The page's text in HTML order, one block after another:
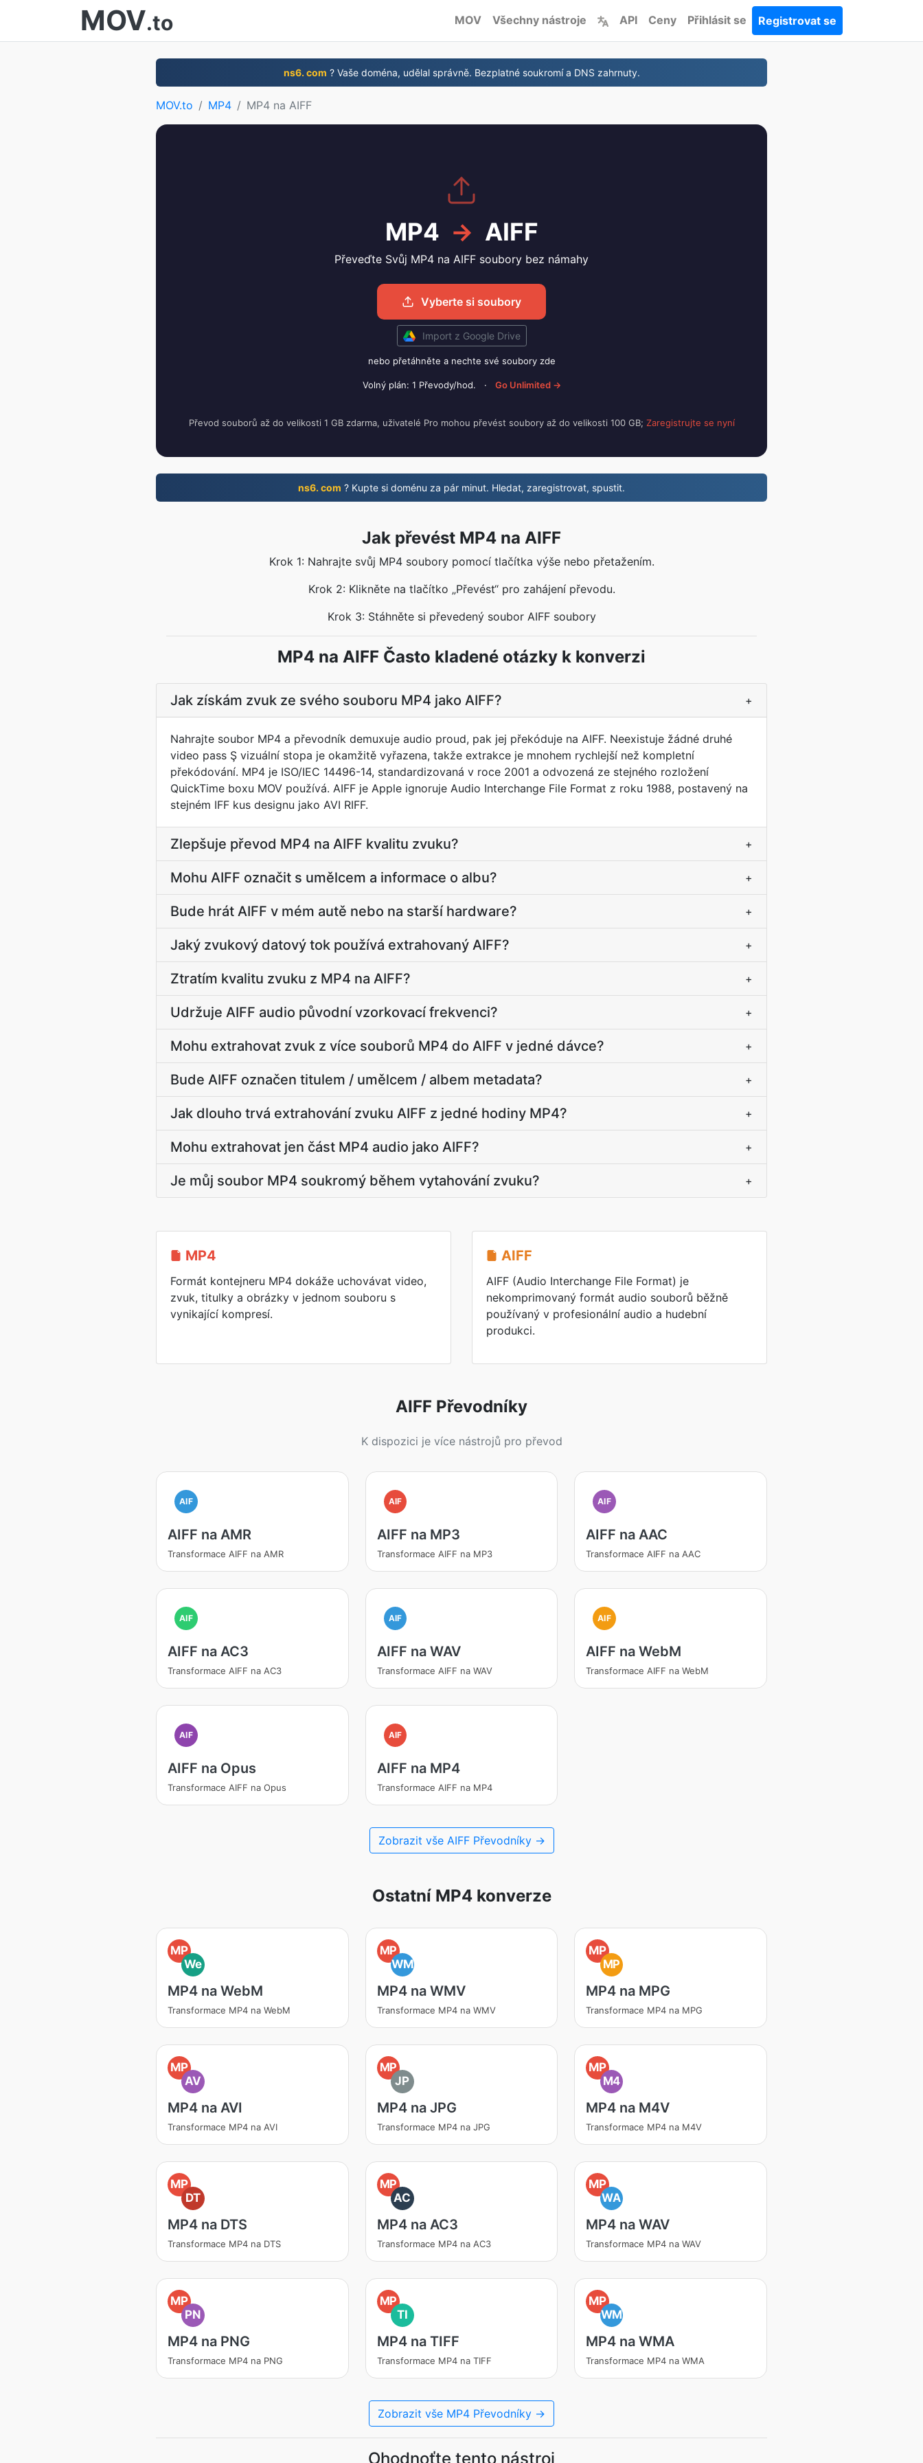
MOV.to MOV Všechny nástroje API Ceny Přihlásit se Registrovat se
ns6. com ? Vaše doména, udělal správně. Bezplatné soukromí a DNS zahrnuty.
MOV.to MP4 MP4 na AIFF
MP4 → AIFF
Převeďte Svůj MP4 na AIFF soubory bez námahy
Vyberte si soubory
Import z Google Drive
nebo přetáhněte a nechte své soubory zde
Volný plán: 1 Převody/hod. · Go Unlimited →
Převod souborů až do velikosti 1 GB zdarma, uživatelé Pro mohou převést soubory až do velikosti 100 GB; Zaregistrujte se nyní
ns6. com ? Kupte si doménu za pár minut. Hledat, zaregistrovat, spustit.
Jak převést MP4 na AIFF
Krok 1: Nahrajte svůj MP4 soubory pomocí tlačítka výše nebo přetažením.
Krok 2: Klikněte na tlačítko „Převést“ pro zahájení převodu.
Krok 3: Stáhněte si převedený soubor AIFF soubory
MP4 na AIFF Často kladené otázky k konverzi
Jak získám zvuk ze svého souboru MP4 jako AIFF? +
Nahrajte soubor MP4 a převodník demuxuje audio proud, pak jej překóduje na AIFF. Neexistuje žádné druhé
video pass Ş vizuální stopa je okamžitě vyřazena, takže extrakce je mnohem rychlejší než kompletní
překódování. MP4 je ISO/IEC 14496-14, standardizovaná v roce 2001 a odvozená ze stejného rozložení
QuickTime boxu MOV používá. AIFF je Apple ignoruje Audio Interchange File Format z roku 1988, postavený na
stejném IFF kus designu jako AVI RIFF.
Zlepšuje převod MP4 na AIFF kvalitu zvuku? +
Mohu AIFF označit s umělcem a informace o albu? +
Bude hrát AIFF v mém autě nebo na starší hardware? +
Jaký zvukový datový tok používá extrahovaný AIFF? +
Ztratím kvalitu zvuku z MP4 na AIFF? +
Udržuje AIFF audio původní vzorkovací frekvenci? +
Mohu extrahovat zvuk z více souborů MP4 do AIFF v jedné dávce? +
Bude AIFF označen titulem / umělcem / albem metadata? +
Jak dlouho trvá extrahování zvuku AIFF z jedné hodiny MP4? +
Mohu extrahovat jen část MP4 audio jako AIFF? +
Je můj soubor MP4 soukromý během vytahování zvuku? +
MP4
Formát kontejneru MP4 dokáže uchovávat video,
zvuk, titulky a obrázky v jednom souboru s
vynikající kompresí.
AIFF
AIFF (Audio Interchange File Format) je
nekomprimovaný formát audio souborů běžně
používaný v profesionální audio a hudební
produkci.
AIFF Převodníky
K dispozici je více nástrojů pro převod
AIF
AIFF na AMR
Transformace AIFF na AMR
AIF
AIFF na MP3
Transformace AIFF na MP3
AIF
AIFF na AAC
Transformace AIFF na AAC
AIF
AIFF na AC3
Transformace AIFF na AC3
AIF
AIFF na WAV
Transformace AIFF na WAV
AIF
AIFF na WebM
Transformace AIFF na WebM
AIF
AIFF na Opus
Transformace AIFF na Opus
AIF
AIFF na MP4
Transformace AIFF na MP4
Zobrazit vše AIFF Převodníky →
Ostatní MP4 konverze
MP
We
MP4 na WebM
Transformace MP4 na WebM
MP
WM
MP4 na WMV
Transformace MP4 na WMV
MP
MP
MP4 na MPG
Transformace MP4 na MPG
MP
AV
MP4 na AVI
Transformace MP4 na AVI
MP
JP
MP4 na JPG
Transformace MP4 na JPG
MP
M4
MP4 na M4V
Transformace MP4 na M4V
MP
DT
MP4 na DTS
Transformace MP4 na DTS
MP
AC
MP4 na AC3
Transformace MP4 na AC3
MP
WA
MP4 na WAV
Transformace MP4 na WAV
MP
PN
MP4 na PNG
Transformace MP4 na PNG
MP
TI
MP4 na TIFF
Transformace MP4 na TIFF
MP
WM
MP4 na WMA
Transformace MP4 na WMA
Zobrazit vše MP4 Převodníky →
Ohodnoťte tento nástroj